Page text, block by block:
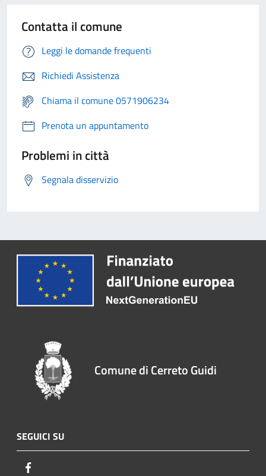
Contatta il comune
Leggi le domande frequenti
Richiedi Assistenza
Chiama il comune 0571906234
Prenota un appuntamento
Problemi in città
Segnala disservizio
Comune di Cerreto Guidi
SEGUICI SU